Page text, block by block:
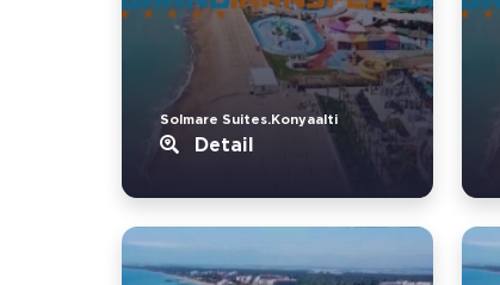
Solmare Suites.Konyaalti
Detail